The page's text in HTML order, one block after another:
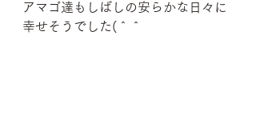
アマゴ達もしばしの安らかな日々に
幸せそうでした(＾＾